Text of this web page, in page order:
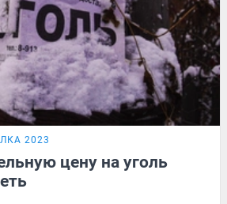
2023
цену на уголь